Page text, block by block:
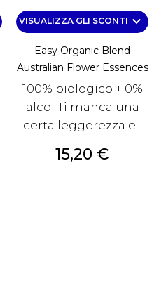
VISUALIZZA GLI SCONTI keyboard_arrow_down
Easy Organic Blend
Australian Flower Essences
100% biologico + 0%
alcol Ti manca una
certa leggerezza e...
Prezzo
15,20 €